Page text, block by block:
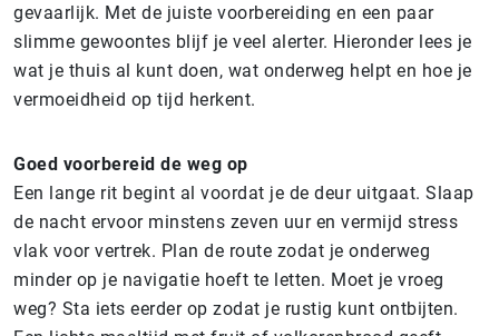
gevaarlijk. Met de juiste voorbereiding en een paar
slimme gewoontes blijf je veel alerter. Hieronder lees je
wat je thuis al kunt doen, wat onderweg helpt en hoe je
vermoeidheid op tijd herkent.
Goed voorbereid de weg op
Een lange rit begint al voordat je de deur uitgaat. Slaap
de nacht ervoor minstens zeven uur en vermijd stress
vlak voor vertrek. Plan de route zodat je onderweg
minder op je navigatie hoeft te letten. Moet je vroeg
weg? Sta iets eerder op zodat je rustig kunt ontbijten.